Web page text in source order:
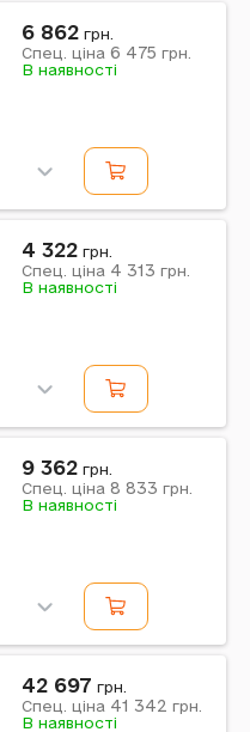
6 862 грн.
Спец. ціна 6 475 грн.
В наявності
4 322 грн.
Спец. ціна 4 313 грн.
В наявності
9 362 грн.
Спец. ціна 8 833 грн.
В наявності
42 697 грн.
Спец. ціна 41 342 грн.
В наявності